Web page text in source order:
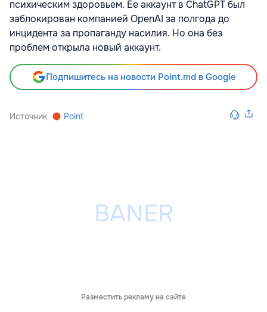
психическим здоровьем. Ее аккаунт в ChatGPT был
заблокирован компанией OpenAI за полгода до
инцидента за пропаганду насилия. Но она без
проблем открыла новый аккаунт.
Подпишитесь на новости Point.md в Google
Источник Point
Разместить рекламу на сайте